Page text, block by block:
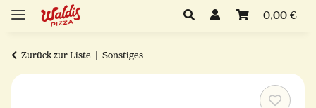
0,00 €
Zurück zur Liste Sonstiges